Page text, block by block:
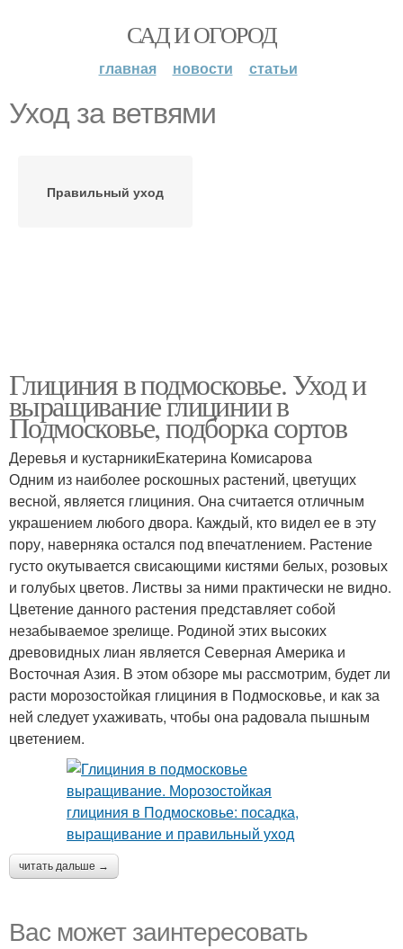
САД И ОГОРОД
главная новости статьи
Уход за ветвями
Правильный уход
Глициния в подмосковье. Уход и
выращивание глицинии в
Подмосковье, подборка сортов
Деревья и кустарникиЕкатерина Комисарова
Одним из наиболее роскошных растений, цветущих
весной, является глициния. Она считается отличным
украшением любого двора. Каждый, кто видел ее в эту
пору, наверняка остался под впечатлением. Растение
густо окутывается свисающими кистями белых, розовых
и голубых цветов. Листвы за ними практически не видно.
Цветение данного растения представляет собой
незабываемое зрелище. Родиной этих высоких
древовидных лиан является Северная Америка и
Восточная Азия. В этом обзоре мы рассмотрим, будет ли
расти морозостойкая глициния в Подмосковье, и как за
ней следует ухаживать, чтобы она радовала пышным
цветением.
читать дальше →
Вас может заинтересовать